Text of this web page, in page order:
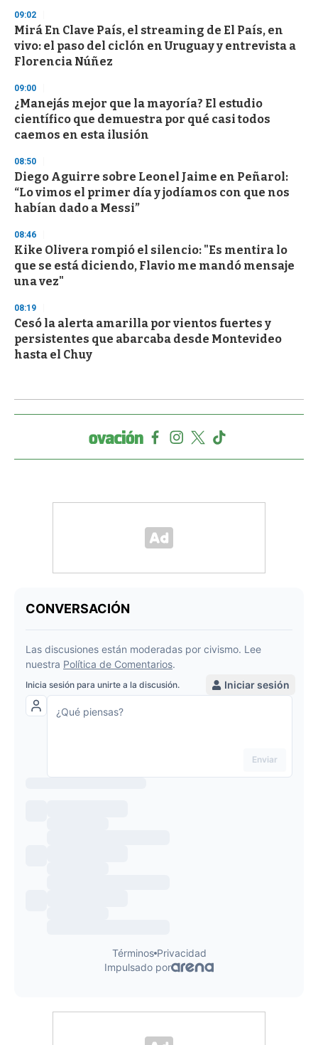
09:02
Mirá En Clave País, el streaming de El País, en
vivo: el paso del ciclón en Uruguay y entrevista a
Florencia Núñez
09:00
¿Manejás mejor que la mayoría? El estudio
científico que demuestra por qué casi todos
caemos en esta ilusión
08:50
Diego Aguirre sobre Leonel Jaime en Peñarol:
“Lo vimos el primer día y jodíamos con que nos
habían dado a Messi”
08:46
Kike Olivera rompió el silencio: "Es mentira lo
que se está diciendo, Flavio me mandó mensaje
una vez"
08:19
Cesó la alerta amarilla por vientos fuertes y
persistentes que abarcaba desde Montevideo
hasta el Chuy